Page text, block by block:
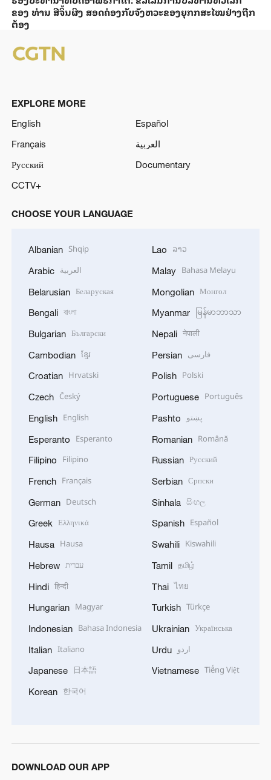
ຂອງ ທ່ານ ສີ​ຈິ້ນ​ຜິງ ​ສ​ອດ​ຄ່ອງ​ກັບຈັງ​ຫວະ​ຂອງ​ຍຸກກ​ສະ​ໄໝ​ຢ່າງ​ຖືກ​
ຕ້ອງ
EXPLORE MORE
English
Español
Français
العربية
Русский
Documentary
CCTV+
CHOOSE YOUR LANGUAGE
Albanian Shqip
Arabic العربية
Belarusian Беларуская
Bengali বাংলা
Bulgarian Български
Cambodian ខ្មែរ
Croatian Hrvatski
Czech Český
English English
Esperanto Esperanto
Filipino Filipino
French Français
German Deutsch
Greek Ελληνικά
Hausa Hausa
Hebrew עברית
Hindi हिन्दी
Hungarian Magyar
Indonesian Bahasa Indonesia
Italian Italiano
Japanese 日本語
Korean 한국어
Lao ລາວ
Malay Bahasa Melayu
Mongolian Монгол
Myanmar မြန်မာဘာသာ
Nepali नेपाली
Persian فارسی
Polish Polski
Portuguese Português
Pashto پښتو
Romanian Română
Russian Русский
Serbian Српски
Sinhala සිංහල
Spanish Español
Swahili Kiswahili
Tamil தமிழ்
Thai ไทย
Turkish Türkçe
Ukrainian Українська
Urdu اردو
Vietnamese Tiếng Việt
DOWNLOAD OUR APP